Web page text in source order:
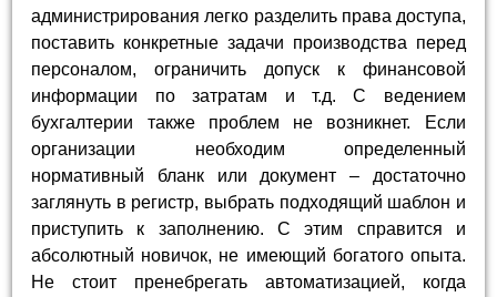
администрирования легко разделить права доступа,
поставить конкретные задачи производства перед
персоналом, ограничить допуск к финансовой
информации по затратам и т.д. С ведением
бухгалтерии также проблем не возникнет. Если
организации необходим определенный
нормативный бланк или документ – достаточно
заглянуть в регистр, выбрать подходящий шаблон и
приступить к заполнению. С этим справится и
абсолютный новичок, не имеющий богатого опыта.
Не стоит пренебрегать автоматизацией, когда